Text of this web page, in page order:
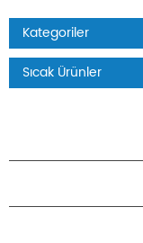
Kategoriler
Sıcak Ürünler